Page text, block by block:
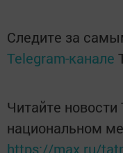
Следите за
Telegram-канале
Читайте новости
национальном
https://max.ru/